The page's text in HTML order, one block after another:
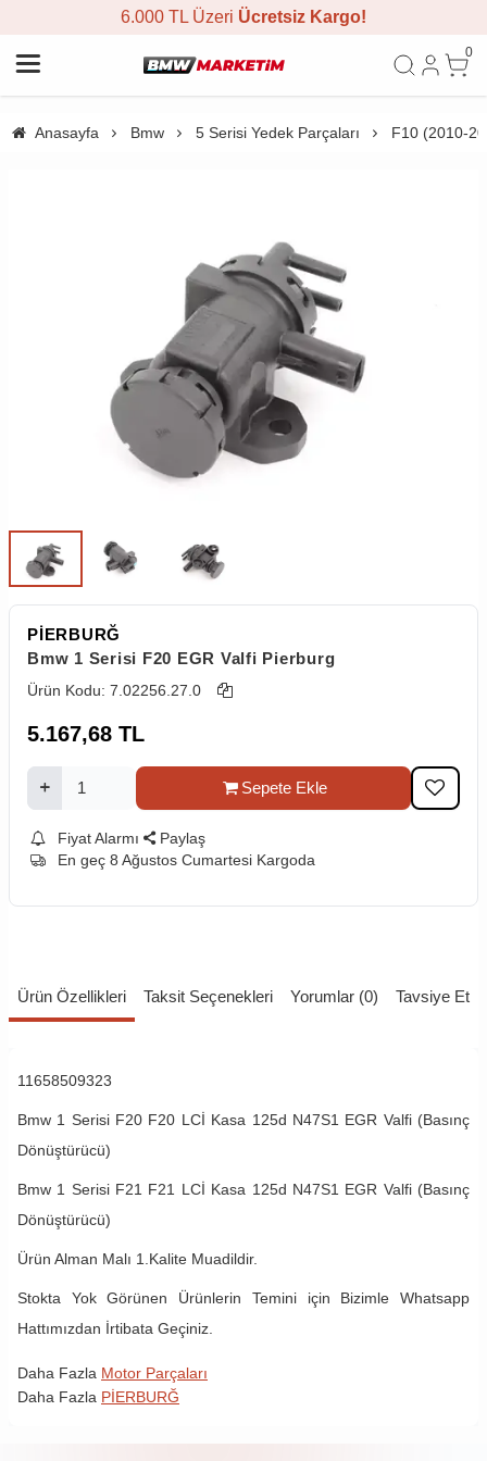
6.000 TL Üzeri Ücretsiz Kargo!
0
Anasayfa Bmw 5 Serisi Yedek Parçaları F10 (2010-
PİERBURĞ
Bmw 1 Serisi F20 EGR Valfi Pierburg
Ürün Kodu: 7.02256.27.0
5.167,68 TL
Sepete Ekle
Fiyat Alarmı
Paylaş
En geç 8 Ağustos Cumartesi Kargoda
Ürün Özellikleri Taksit Seçenekleri Yorumlar (0) Tavsiye Et
11658509323
Bmw 1 Serisi F20 F20 LCİ Kasa 125d N47S1 EGR Valfi (Basınç
Dönüştürücü)
Bmw 1 Serisi F21 F21 LCİ Kasa 125d N47S1 EGR Valfi (Basınç
Dönüştürücü)
Ürün Alman Malı 1.Kalite Muadildir.
Stokta Yok Görünen Ürünlerin Temini için Bizimle Whatsapp
Hattımızdan İrtibata Geçiniz.
Daha Fazla Motor Parçaları
Daha Fazla PİERBURĞ